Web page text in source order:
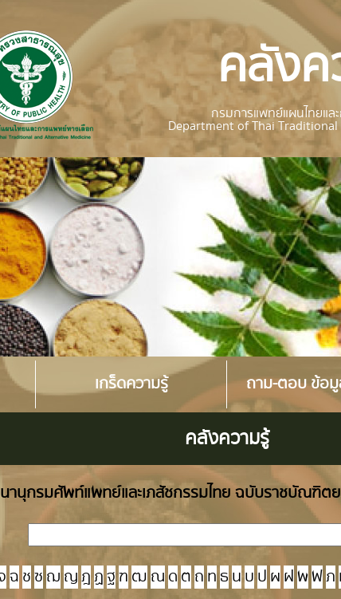
คลังค
กรมการแพทย์แผนไทยแล
Department of Thai
เกร็ดความรู้ ถาม-ตอบ ข้อ
คลังความรู้
านุกรมศัพท์แพทย์และเภสัชกรรมไทย ฉบับราชบัณฑิตย
ฉ ชซ ฌ ญฎฏฐฑ ฒ ณ ด ต ถ ท ธ นบ ป ผ ฝพฟภ